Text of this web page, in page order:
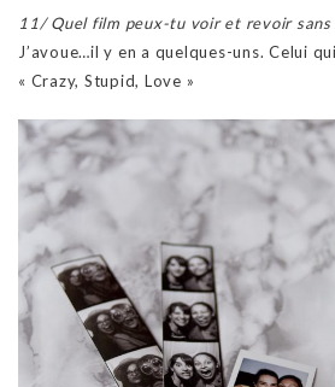
11/ Quel film peux-tu voir et revoir sans
J’avoue…il y en a quelques-uns. Celui
« Crazy, Stupid, Love »